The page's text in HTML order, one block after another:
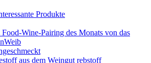
Produkte
Food-Wine-Pairing des Monats von das
aus dem Weingut rebstoff